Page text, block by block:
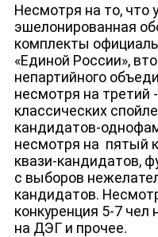
ЛИЦА КАНАЛА
Несмотря на то, что
эшелонированная
комплекты
«Единой России»,
непартийного
несмотря на третий
классических
кандидатов-
несмотря на пятый
квази-кандидатов,
с выборов
кандидатов.
конкуренция 5-7
на ДЭГ и прочее.